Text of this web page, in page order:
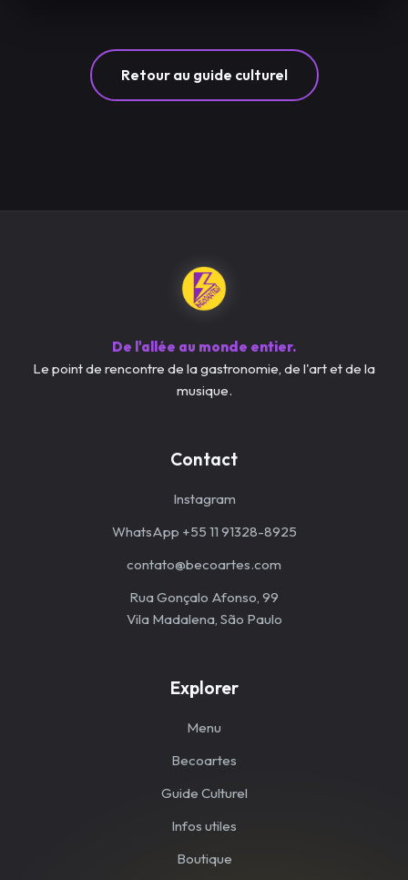
Retour au guide culturel
De l'allée au monde entier.
Le point de rencontre de la gastronomie, de l'art et de la
musique.
Contact
Instagram
WhatsApp +55 11 91328-8925
contato@becoartes.com
Rua Gonçalo Afonso, 99
Vila Madalena, São Paulo
Explorer
Menu
Becoartes
Guide Culturel
Infos utiles
Boutique